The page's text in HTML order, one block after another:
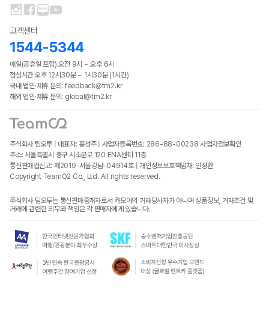
고객센터
1544-5344
매일(공휴일 포함) 오전 9시 ~ 오후 6시
점심시간 오후 12시30분 ~ 1시30분 (1시간)
국내 법인·제휴 문의: feedback@tm2.kr
해외 법인·제휴 문의: global@tm2.kr
주식회사 팀오투 | 대표자: 홍성주 | 사업자등록번호: 286-88-00238 사업자정보확인
주소: 서울특별시 중구 서소문로 120 ENA센터 11층
통신판매업신고: 제2019-서울강남-04914호 | 개인정보보호책임자: 인정환
Copyright TeamO2 Co., Ltd. All rights reserved.
주식회사 팀오투는 통신판매중개자로서 카모아의 거래당사자가 아니며 상품정보, 거래조건 및
거래에 관련한 의무와 책임은 각 판매자에게 있습니다.